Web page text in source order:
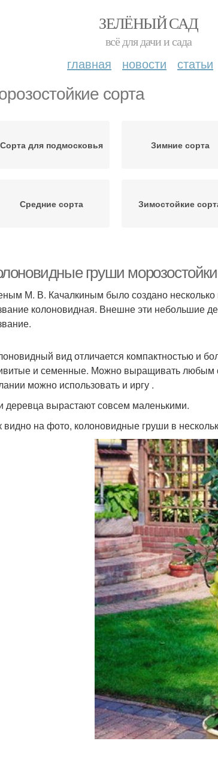
ЗЕЛЁНЫЙ САД
всё для дачи и сада
главная новости статьи
сорта
Сорта для подмосковья Зимние сорта
Средние сорта Зимостойкие
груши
М. В. Качалкиным было создано
колоновидная. Внешне эти небольшие
вид отличается компактностью и
и семенные. Можно выращивать любым
можно использовать и иргу .
деревца вырастают совсем маленькими.
видно на фото, колоновидные груши в